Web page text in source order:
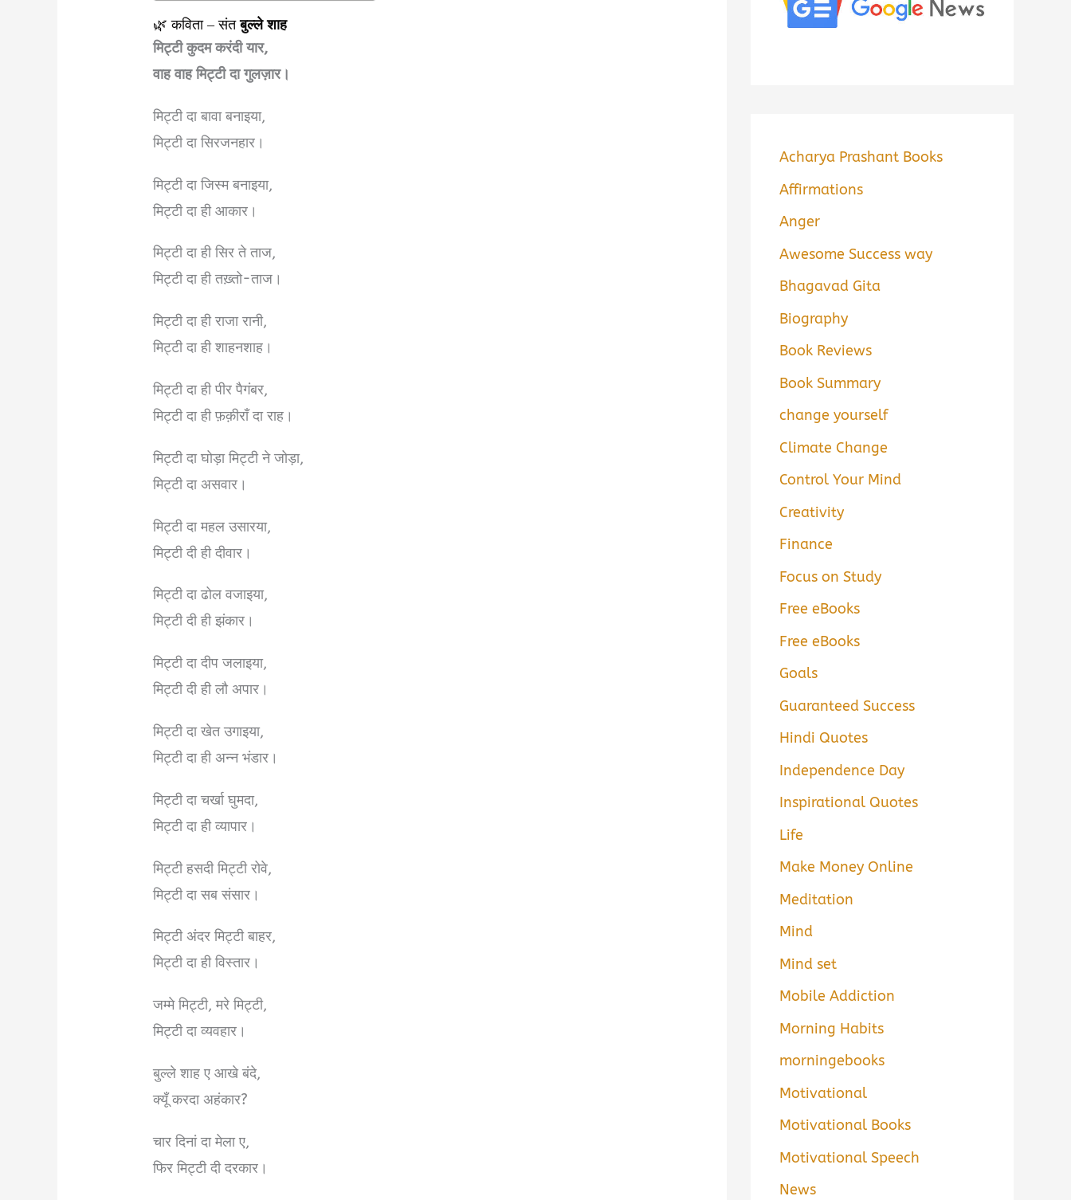
🌿 कविता – संतबुल्ले शाह
मिट्टी कुदम करंदी यार,
वाह वाह मिट्टी दा गुलज़ार।
मिट्टी दा बावा बनाइया,
मिट्टी दा सिरजनहार।
मिट्टी दा जिस्म बनाइया,
मिट्टी दा ही आकार।
मिट्टी दा ही सिर ते ताज,
मिट्टी दा ही तख़्तो-ताज।
मिट्टी दा ही राजा रानी,
मिट्टी दा ही शाहनशाह।
मिट्टी दा ही पीर पैगंबर,
मिट्टी दा ही फ़क़ीराँ दा राह।
मिट्टी दा घोड़ा मिट्टी ने जोड़ा,
मिट्टी दा असवार।
मिट्टी दा महल उसारया,
मिट्टी दी ही दीवार।
मिट्टी दा ढोल वजाइया,
मिट्टी दी ही झंकार।
मिट्टी दा दीप जलाइया,
मिट्टी दी ही लौ अपार।
मिट्टी दा खेत उगाइया,
मिट्टी दा ही अन्न भंडार।
मिट्टी दा चर्खा घुमदा,
मिट्टी दा ही व्यापार।
मिट्टी हसदी मिट्टी रोवे,
मिट्टी दा सब संसार।
मिट्टी अंदर मिट्टी बाहर,
मिट्टी दा ही विस्तार।
जम्मे मिट्टी, मरे मिट्टी,
मिट्टी दा व्यवहार।
बुल्ले शाह ए आखे बंदे,
क्यूँ करदा अहंकार?
चार दिनां दा मेला ए,
फिर मिट्टी दी दरकार।
Acharya Prashant Books
Affirmations
Anger
Awesome Success way
Bhagavad Gita
Biography
Book Reviews
Book Summary
change yourself
Climate Change
Control Your Mind
Creativity
Finance
Focus on Study
Free eBooks
Free eBooks
Goals
Guaranteed Success
Hindi Quotes
Independence Day
Inspirational Quotes
Life
Make Money Online
Meditation
Mind
Mind set
Mobile Addiction
Morning Habits
morningebooks
Motivational
Motivational Books
Motivational Speech
News